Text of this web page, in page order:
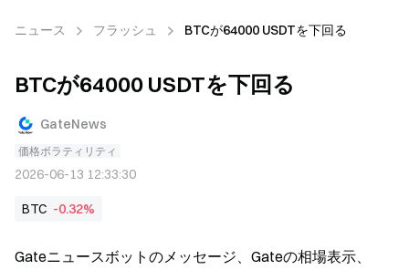
ニュース フラッシュ BTCが64000 USDTを下回る
BTCが64000 USDTを下回る
GateNews
価格ボラティリティ
2026-06-13 12:33:30
BTC -0.32%
Gateニュースボットのメッセージ、Gateの相場表示、